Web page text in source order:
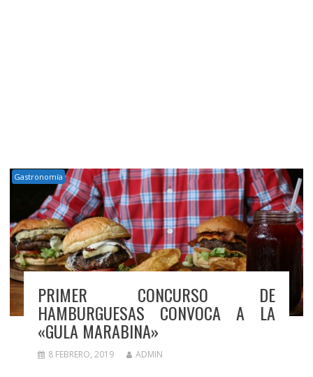
Gastronomía
PRIMER CONCURSO DE
HAMBURGUESAS CONVOCA A LA
«GULA MARABINA»
8 FEBRERO, 2019 ADMIN